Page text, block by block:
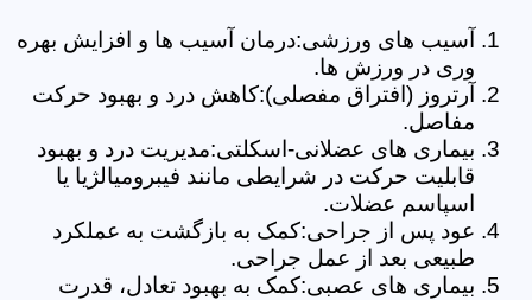
آسیب های ورزشی:درمان آسیب ها و افزایش بهره
وری در ورزش ها.
آرتروز (افتراق مفصلی):کاهش درد و بهبود حرکت
مفاصل.
بیماری های عضلانی-اسکلتی:مدیریت درد و بهبود
قابلیت حرکت در شرایطی مانند فیبرومیالژیا یا
اسپاسم عضلات.
عود پس از جراحی:کمک به بازگشت به عملکرد
طبیعی بعد از عمل جراحی.
بیماری های عصبی:کمک به بهبود تعادل، قدرت